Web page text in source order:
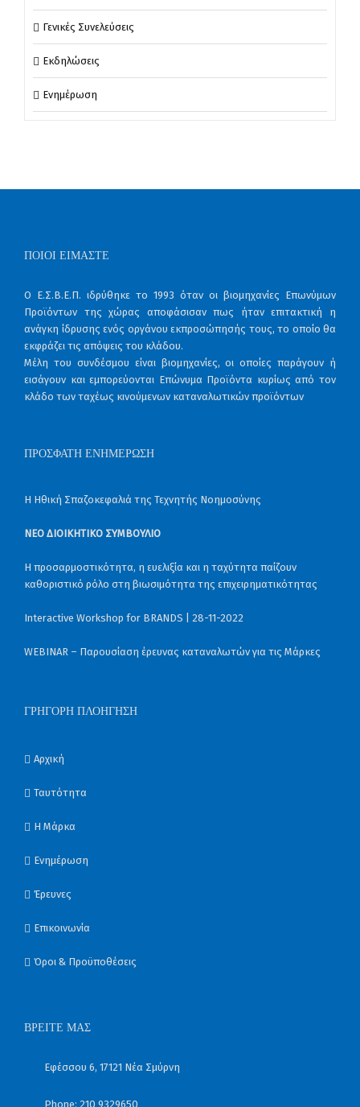
Γενικές Συνελεύσεις
Εκδηλώσεις
Ενημέρωση
ΠΟΙΟΙ ΕΊΜΑΣΤΕ
Ο Ε.Σ.Β.Ε.Π. ιδρύθηκε το 1993 όταν οι βιομηχανίες Επωνύμων
Προϊόντων της χώρας αποφάσισαν πως ήταν επιτακτική η
ανάγκη ίδρυσης ενός οργάνου εκπροσώπησής τους, το οποίο θα
εκφράζει τις απόψεις του κλάδου.
Μέλη του συνδέσμου είναι βιομηχανίες, οι οποίες παράγουν ή
εισάγουν και εμπορεύονται Επώνυμα Προϊόντα κυρίως από τον
κλάδο των ταχέως κινούμενων καταναλωτικών προϊόντων
ΠΡΌΣΦΑΤΗ ΕΝΗΜΈΡΩΣΗ
Η Ηθική Σπαζοκεφαλιά της Τεχνητής Νοημοσύνης
ΝΈΟ ΔΙΟΙΚΗΤΙΚΌ ΣΥΜΒΟΎΛΙΟ
Η προσαρμοστικότητα, η ευελιξία και η ταχύτητα παίζουν
καθοριστικό ρόλο στη βιωσιμότητα της επιχειρηματικότητας
Interactive Workshop for BRANDS | 28-11-2022
WEBINAR – Παρουσίαση έρευνας καταναλωτών για τις Μάρκες
ΓΡΉΓΟΡΗ ΠΛΟΉΓΗΣΗ
Αρχική
Ταυτότητα
Η Μάρκα
Ενημέρωση
Έρευνες
Επικοινωνία
Όροι & Προϋποθέσεις
ΒΡΕΊΤΕ ΜΑΣ
Εφέσσου 6, 17121 Νέα Σμύρνη
Phone: 210 9329650